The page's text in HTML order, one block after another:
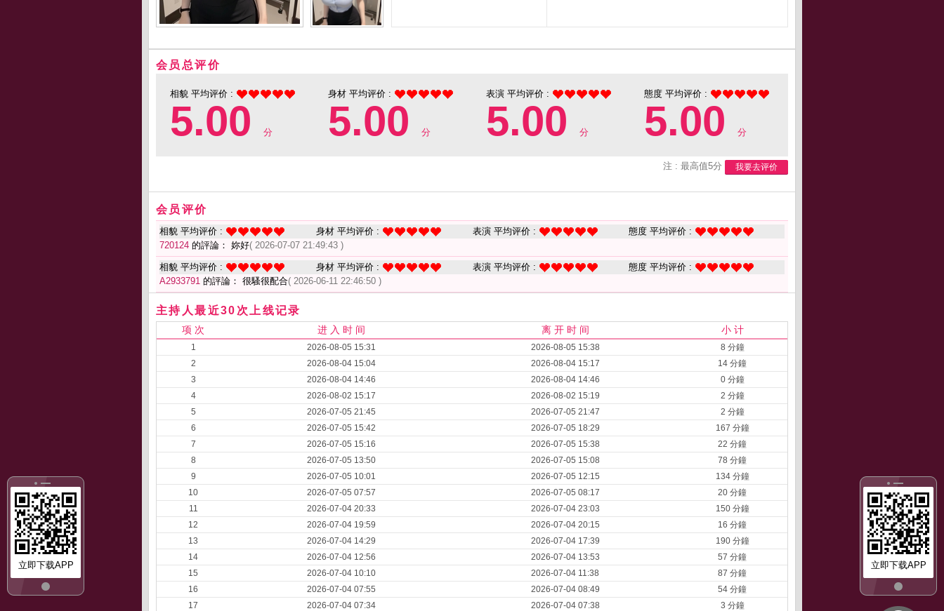
立即下载APP
立即下载APP
会员总评价
相貌 平均评价 :
5.00 分
身材 平均评价 :
5.00 分
表演 平均评价 :
5.00 分
態度 平均评价 :
5.00 分
注 : 最高值5分 我要去评价
会员评价
相貌 平均评价 : 身材 平均评价 : 表演 平均评价 :
態度 平均评价 :
720124 的評論： 妳好( 2026-07-07 21:49:43 )
相貌 平均评价 : 身材 平均评价 : 表演 平均评价 :
態度 平均评价 :
A2933791 的評論： 很騷很配合( 2026-06-11 22:46:50 )
主持人最近30次上线记录
项 次 进 入 时 间 离 开 时 间 小 计
1 2026-08-05 15:31 2026-08-05 15:38
8 分鐘
2
2026-08-04 15:04 2026-08-04 15:17
14 分鐘
3
2026-08-04 14:46 2026-08-04 14:46
0 分鐘
4
2026-08-02 15:17 2026-08-02 15:19
2 分鐘
5
2026-07-05 21:45 2026-07-05 21:47
2 分鐘
6
2026-07-05 15:42 2026-07-05 18:29
167 分鐘
7
2026-07-05 15:16 2026-07-05 15:38
22 分鐘
8
2026-07-05 13:50 2026-07-05 15:08
78 分鐘
9
2026-07-05 10:01 2026-07-05 12:15
134 分鐘
10
2026-07-05 07:57 2026-07-05 08:17
20 分鐘
11
2026-07-04 20:33 2026-07-04 23:03
150 分鐘
12
2026-07-04 19:59 2026-07-04 20:15
16 分鐘
13
2026-07-04 14:29 2026-07-04 17:39
190 分鐘
14
2026-07-04 12:56 2026-07-04 13:53
57 分鐘
15
2026-07-04 10:10 2026-07-04 11:38
87 分鐘
16
2026-07-04 07:55 2026-07-04 08:49
54 分鐘
17
2026-07-04 07:34 2026-07-04 07:38 3 分鐘